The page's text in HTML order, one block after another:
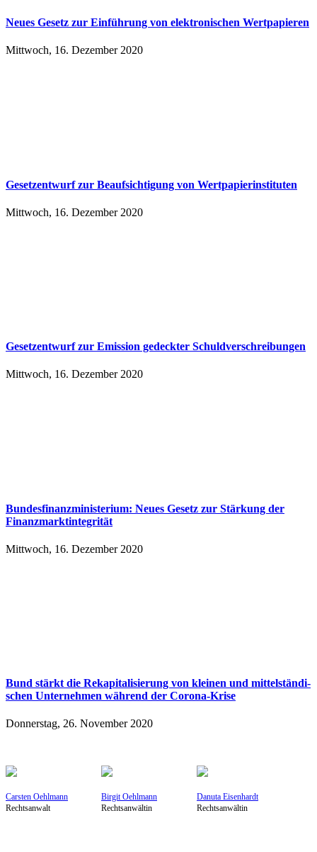
Neues Ge­setz zur Ein­füh­rung von elek­tro­ni­schen Wert­pa­pie­ren
Mittwoch, 16. Dezember 2020
Ge­setz­ent­wurf zur Be­auf­sich­ti­gung von Wert­pa­pier­in­sti­tu­ten
Mittwoch, 16. Dezember 2020
Ge­setz­ent­wurf zur Emis­si­on ge­deck­ter Schuld­ver­schrei­bun­gen
Mittwoch, 16. Dezember 2020
Bundesfinanzministerium: Neues Gesetz zur Stärkung der
Finanzmarktintegrität
Mittwoch, 16. Dezember 2020
Bund stärkt die Re­ka­pi­ta­li­sie­rung von klei­nen und mit­tel­stän­di­
schen Un­ter­neh­men wäh­rend der Co­ro­na-Kri­se
Donnerstag, 26. November 2020
Carsten Oehlmann
Rechtsanwalt
Birgit Oehlmann
Rechtsanwältin
Danuta Eisenhardt
Rechtsanwältin